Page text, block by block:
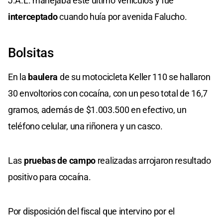
interceptadocuando huía por avenida Falucho.
Bolsitas
En la baulera de su motocicleta Keller 110 se hallaron
30 envoltorios con cocaína, con un peso total de 16,7
gramos, además de $1.003.500 en efectivo, un
teléfono celular, una riñonera y un casco.
Las pruebas de campo realizadas arrojaron resultado
positivo para cocaína.
Por disposición del fiscal que intervino por el